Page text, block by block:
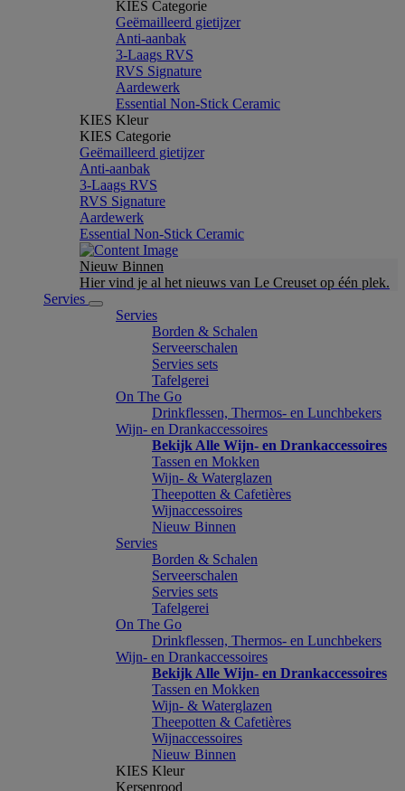
KIES Categorie
Geëmailleerd gietijzer
Anti-aanbak
3-Laags RVS
RVS Signature
Aardewerk
Essential Non-Stick Ceramic
KIES Kleur
KIES Categorie
Geëmailleerd gietijzer
Anti-aanbak
3-Laags RVS
RVS Signature
Aardewerk
Essential Non-Stick Ceramic
Nieuw Binnen
Hier vind je al het nieuws van Le Creuset op één plek.
Servies
Servies
Borden & Schalen
Serveerschalen
Servies sets
Tafelgerei
On The Go
Drinkflessen, Thermos- en Lunchbekers
Wijn- en Drankaccessoires
Bekijk Alle Wijn- en Drankaccessoires
Tassen en Mokken
Wijn- & Waterglazen
Theepotten & Cafetières
Wijnaccessoires
Nieuw Binnen
Servies
Borden & Schalen
Serveerschalen
Servies sets
Tafelgerei
On The Go
Drinkflessen, Thermos- en Lunchbekers
Wijn- en Drankaccessoires
Bekijk Alle Wijn- en Drankaccessoires
Tassen en Mokken
Wijn- & Waterglazen
Theepotten & Cafetières
Wijnaccessoires
Nieuw Binnen
KIES Kleur
Kersenrood